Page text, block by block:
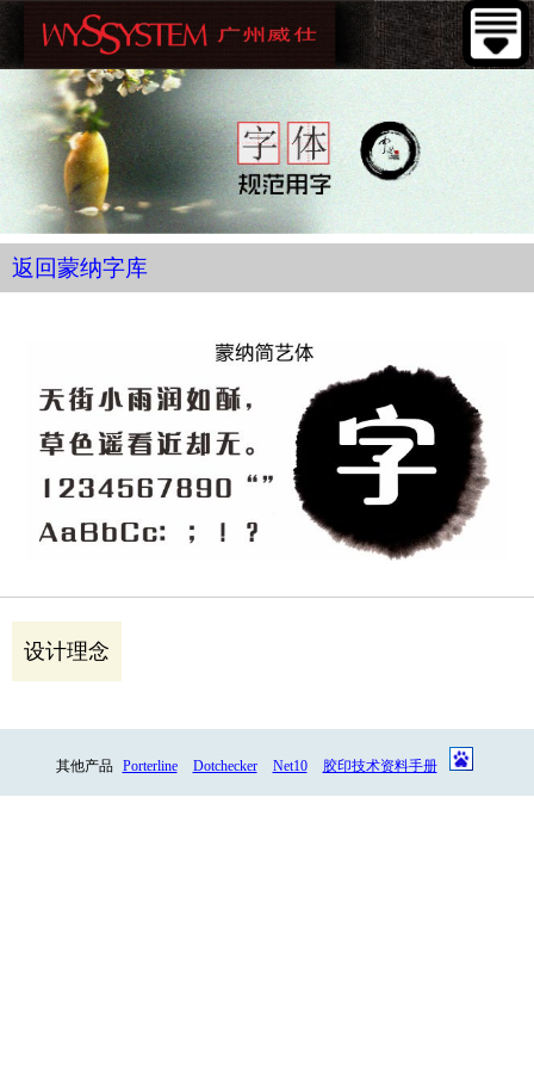
返回蒙纳字库
设计理念
其他产品 Porterline Dotchecker Net10 胶印技术资料手册